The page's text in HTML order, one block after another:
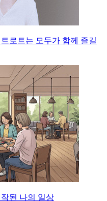
로트는 모두가 함께 즐길
된 나의 일상